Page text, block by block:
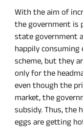
With the aim of
the government is
state government
happily
scheme, but they
only for the
even though the
market, the
subsidy. Thus, the
eggs are getting